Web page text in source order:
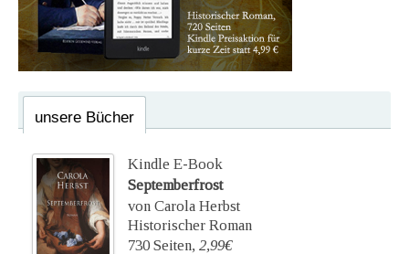
unsere Bücher
Kindle E-Book
Septemberfrost
von Carola Herbst
Historischer Roman
730 Seiten, 2,99€